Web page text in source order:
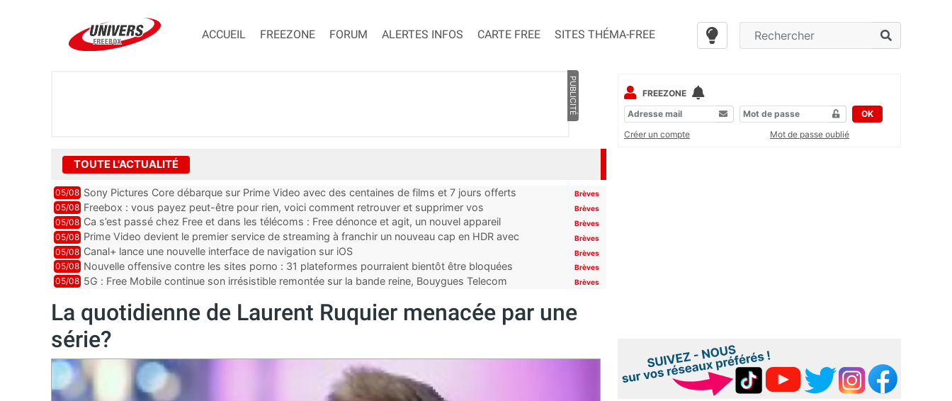
ACCUEIL FREEZONE FORUM ALERTES INFOS CARTE FREE SITES THÉMA-FREE
PUBLICITÉ
TOUTE L'ACTUALITÉ
05/08 Sony Pictures Core débarque sur Prime Video avec des centaines de films et 7 jours offerts Brèves
05/08 Freebox : vous payez peut-être pour rien, voici comment retrouver et supprimer vos
abonnements TV oubliés
Brèves
05/08 Ca s’est passé chez Free et dans les télécoms : Free dénonce et agit, un nouvel appareil
pointe le bout de...
Brèves
05/08 Prime Video devient le premier service de streaming à franchir un nouveau cap en HDR avec
ce lancement
Brèves
05/08 Canal+ lance une nouvelle interface de navigation sur iOS Brèves
05/08 Nouvelle offensive contre les sites porno : 31 plateformes pourraient bientôt être bloquées
par Orange, Free, SF...
Brèves
05/08 5G : Free Mobile continue son irrésistible remontée sur la bande reine, Bouygues Telecom
Brèves
La quotidienne de Laurent Ruquier menacée par une
série?
FREEZONE
OK
Créer un compte
Mot de passe oublié